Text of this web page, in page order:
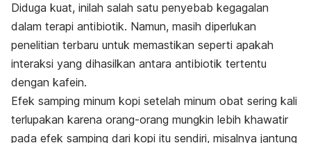
Diduga kuat, inilah salah satu penyebab kegagalan
dalam terapi antibiotik. Namun, masih diperlukan
penelitian terbaru untuk memastikan seperti apakah
interaksi yang dihasilkan antara antibiotik tertentu
dengan kafein.
Efek samping minum kopi setelah minum obat sering kali
terlupakan karena orang-orang mungkin lebih khawatir
pada efek samping dari kopi itu sendiri, misalnya jantung